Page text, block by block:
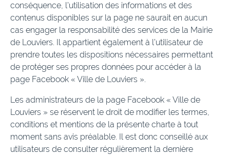
conséquence, l’utilisation des informations et des
contenus disponibles sur la page ne saurait en aucun
cas engager la responsabilité des services de la Mairie
de Louviers. Il appartient également à l’utilisateur de
prendre toutes les dispositions nécessaires permettant
de protéger ses propres données pour accéder à la
page Facebook « Ville de Louviers ».
Les administrateurs de la page Facebook « Ville de
Louviers » se réservent le droit de modifier les termes,
conditions et mentions de la présente charte à tout
moment sans avis préalable. Il est donc conseillé aux
utilisateurs de consulter régulièrement la dernière